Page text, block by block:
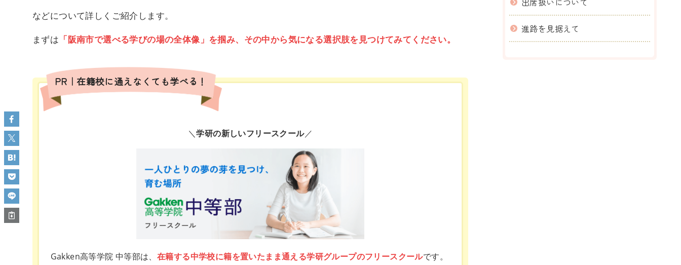
などについて詳しくご紹介します。
まずは 「阪南市で選べる学びの場の全体像」を掴み、その中から気になる選択肢を見つけてみてください。
PR｜在籍校に通えなくても学べる！
＼学研の新しいフリースクール／
Gakken高等学院 中等部は、 在籍する中学校に籍を置いたまま通える学研グループのフリースクールです。
進路を見据えて